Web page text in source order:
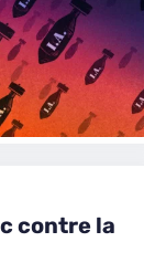
contre la